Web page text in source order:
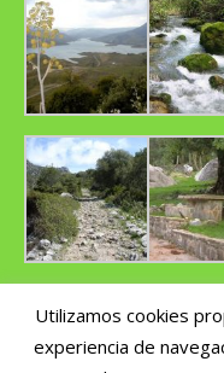
Copyright © 2014
Utilizamos cookies
experiencia de